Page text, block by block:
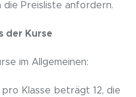
die Preisliste anfordern.
der Kurse
im Allgemeinen:
Klasse beträgt 12, die